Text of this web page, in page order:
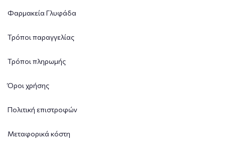
Φαρμακεία Γλυφάδα
Τρόποι παραγγελίας
Τρόποι πληρωμής
Όροι χρήσης
Πολιτική επιστροφών
Μεταφορικά κόστη